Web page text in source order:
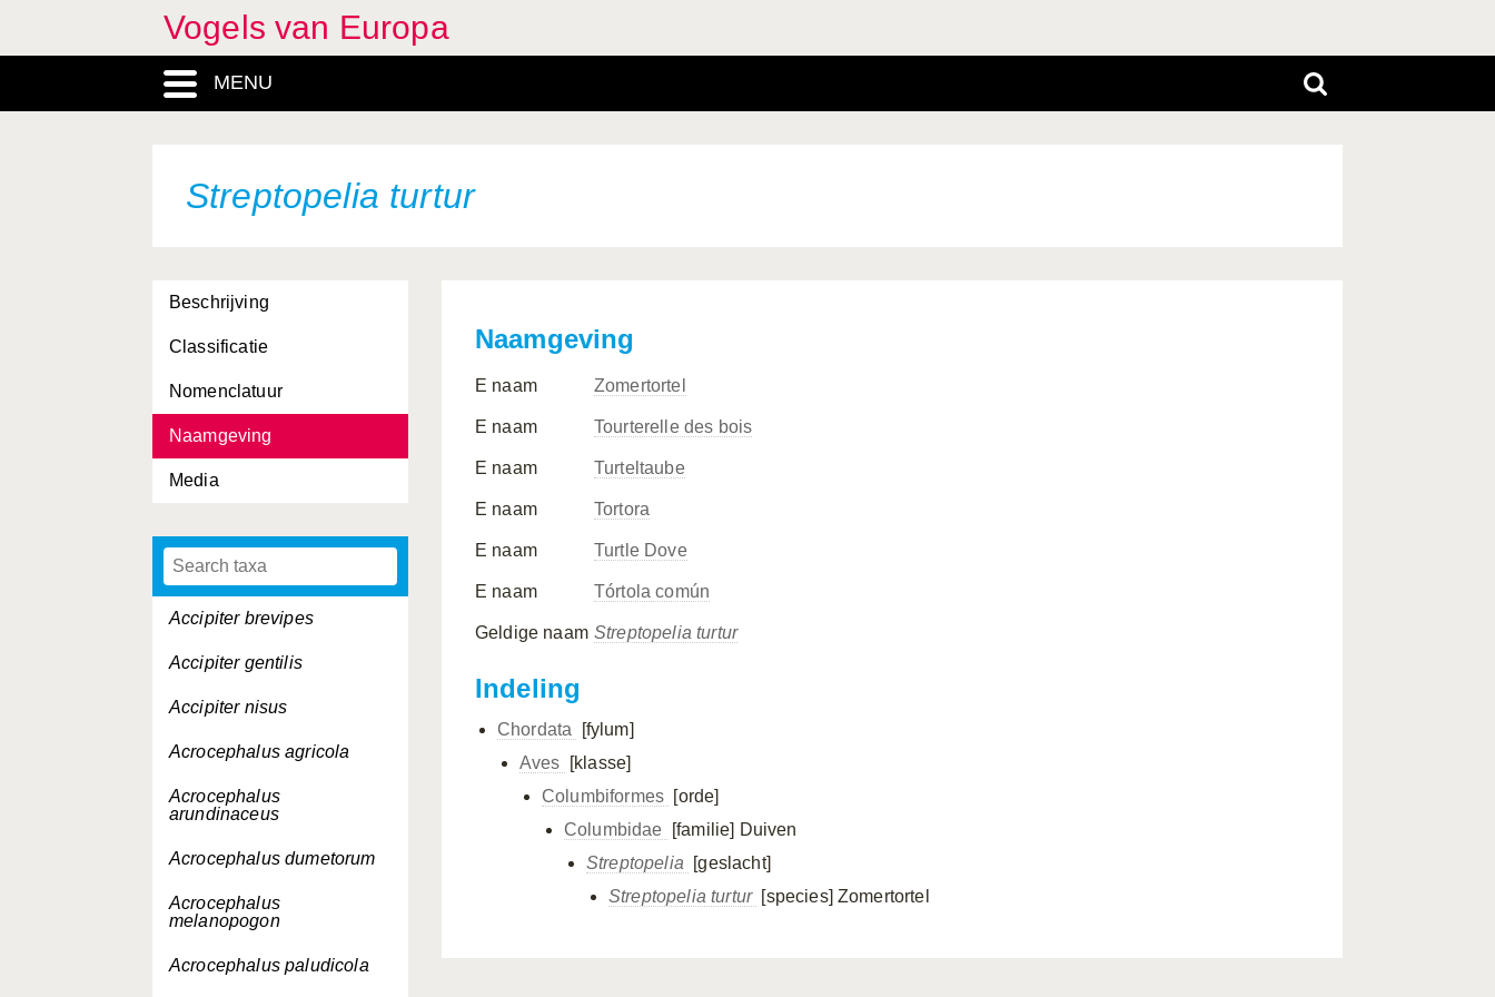
Vogels van Europa
MENU
Streptopelia turtur
Beschrijving
Classificatie
Nomenclatuur
Naamgeving
Media
Accipiter brevipes
Accipiter gentilis
Accipiter nisus
Acrocephalus agricola
Acrocephalus
arundinaceus
Acrocephalus dumetorum
Acrocephalus
melanopogon
Acrocephalus paludicola
Naamgeving
E naam Zomertortel
E naam Tourterelle des bois
E naam Turteltaube
E naam Tortora
E naam Turtle Dove
E naam Tórtola común
Geldige naam Streptopelia turtur
Indeling
Chordata
[fylum]
Aves
[klasse]
Columbiformes [orde]
Columbidae
[familie] Duiven
Streptopelia
[geslacht]
Streptopelia turtur [species] Zomertortel